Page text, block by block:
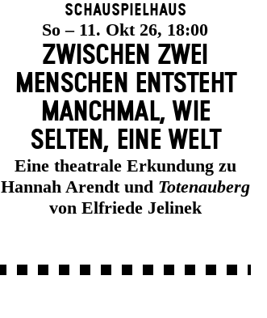
Schauspielhaus
So – 11. Okt 26, 18:00
ZWISCHEN ZWEI
MENSCHEN ENT­STEHT
MANCH­MAL, WIE
SELTEN, EINE WELT
Eine theatrale Erkundung zu
Hannah Arendt und Totenauberg
von Elfriede Jelinek